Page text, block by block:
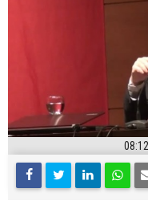
08:12